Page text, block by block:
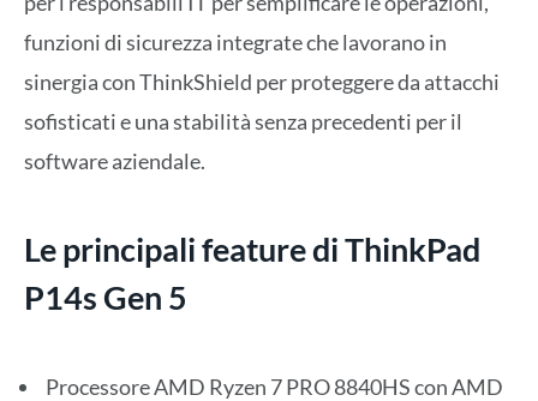
funzioni di sicurezza integrate che lavorano in
sinergia con ThinkShield per proteggere da attacchi
sofisticati e una stabilità senza precedenti per il
software aziendale.
Le principali feature di ThinkPad
P14s Gen 5
Processore AMD Ryzen 7 PRO 8840HS con AMD